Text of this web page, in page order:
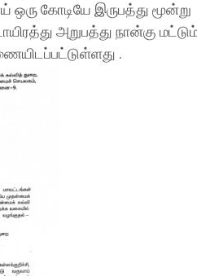
ஒரு கோடியே இருபத்து மூன்று
அறுபத்து நான்கு
.